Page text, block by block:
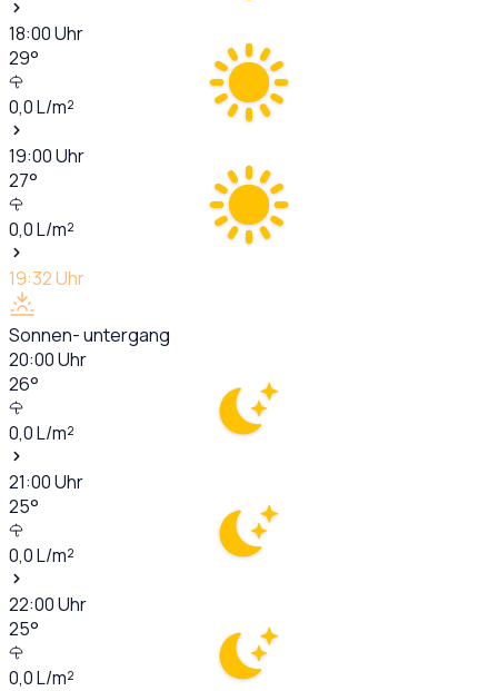
18:00Uhr
29°
0,0L/m²
19:00Uhr
27°
0,0L/m²
19:32Uhr
Sonnen- untergang
20:00Uhr
26°
0,0L/m²
21:00Uhr
25°
0,0L/m²
22:00Uhr
25°
0,0L/m²